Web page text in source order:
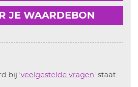
JE WAARDEBON
bij 'veelgestelde vragen' staat